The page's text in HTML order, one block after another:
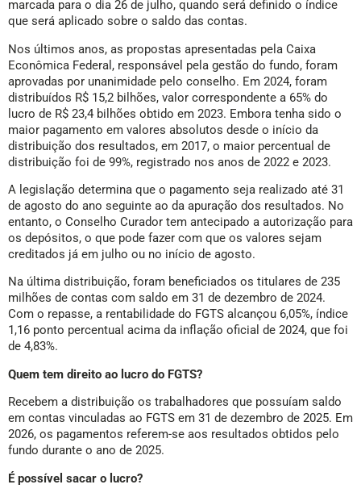
marcada para o dia 26 de julho, quando será definido o índice
que será aplicado sobre o saldo das contas.
Nos últimos anos, as propostas apresentadas pela Caixa
Econômica Federal, responsável pela gestão do fundo, foram
aprovadas por unanimidade pelo conselho. Em 2024, foram
distribuídos R$ 15,2 bilhões, valor correspondente a 65% do
lucro de R$ 23,4 bilhões obtido em 2023. Embora tenha sido o
maior pagamento em valores absolutos desde o início da
distribuição dos resultados, em 2017, o maior percentual de
distribuição foi de 99%, registrado nos anos de 2022 e 2023.
A legislação determina que o pagamento seja realizado até 31
de agosto do ano seguinte ao da apuração dos resultados. No
entanto, o Conselho Curador tem antecipado a autorização para
os depósitos, o que pode fazer com que os valores sejam
creditados já em julho ou no início de agosto.
Na última distribuição, foram beneficiados os titulares de 235
milhões de contas com saldo em 31 de dezembro de 2024.
Com o repasse, a rentabilidade do FGTS alcançou 6,05%, índice
1,16 ponto percentual acima da inflação oficial de 2024, que foi
de 4,83%.
Quem tem direito ao lucro do FGTS?
Recebem a distribuição os trabalhadores que possuíam saldo
em contas vinculadas ao FGTS em 31 de dezembro de 2025. Em
2026, os pagamentos referem-se aos resultados obtidos pelo
fundo durante o ano de 2025.
É possível sacar o lucro?